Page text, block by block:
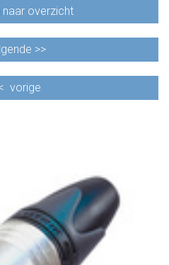
naar overzicht
>>
vorige